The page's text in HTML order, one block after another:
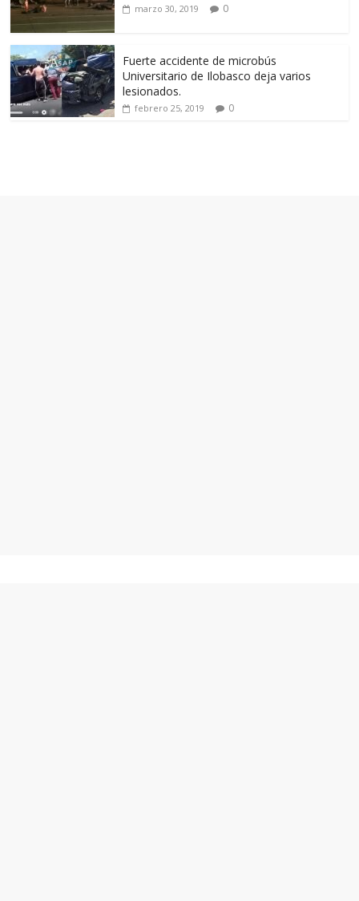
marzo 30, 2019 0
Fuerte accidente de microbús
Universitario de Ilobasco deja varios
lesionados.
febrero 25, 2019 0